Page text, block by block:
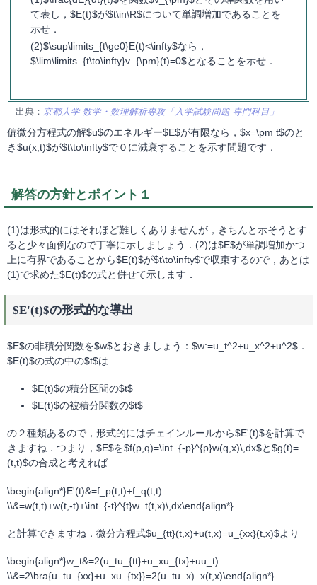
て表し，$E(t)$が$t\in\R$について単調増加であることを
示せ．
$\sup\limits_{t\ge0}E(t)<\infty$なら，
$\lim\limits_{t\to\infty}v_{\pm}(t)=0$となることを示せ．
出典： 京都大学 数学・数理解析専攻「入学試験問題 専門科目」
偏微分方程式の解$u$のエネルギー$E$が有限なら，$x=\pm t$のと
き$u(x,t)$が$t\to\infty$で０に減衰することを示す問題です．
解答の方針とポイント１
(1)は形式的にはそれほど難しくありませんが，きちんと示そうとす
ると少々面倒なので丁寧に示しましょう．(2)は$E$が単調増加かつ
上に有界であることから$E(t)$が$t\to\infty$で収束するので，あとは
(1)で求めた$E(t)$の式と併せて示します．
$E'(t)$の形式的な導出
$E$の非積分関数を$w$とおきましょう：$w:=u_t^2+u_x^2+u^2$．
$E(t)$の式の中の$t$は
$E(t)$の積分区間の$t$
$E(t)$の被積分関数の$t$
の２種類あるので，形式的にはチェインルールから$E'(t)$を計算で
きますね．つまり，$E$を$f(p,q)=\int_{-p}^{p}w(q,x)\,dx$と$g(t)=
(t,t)$の合成と考えれば
\begin{align*}E'(t)&=f_p(t,t)+f_q(t,t)
\\&=w(t,t)+w(t,-t)+\int_{-t}^{t}w_t(t,x)\,dx\end{align*}
と計算できますね．微分方程式$u_{tt}(t,x)+u(t,x)=u_{xx}(t,x)$より
\begin{align*}w_t&=2(u_tu_{tt}+u_xu_{tx}+uu_t)
\\&=2\bra{u_tu_{xx}+u_xu_{tx}}=2(u_tu_x)_x(t,x)\end{align*}